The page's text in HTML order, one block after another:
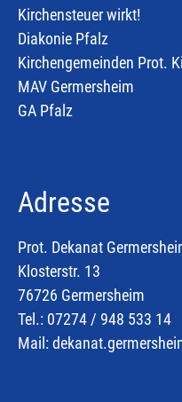
Kirchensteuer wirkt!
Diakonie Pfalz
Kirchengemeinden Prot.
MAV Germersheim
GA Pfalz
Adresse
Prot. Dekanat
Klosterstr. 13
76726 Germersheim
Tel.: 07274 / 948 533 14
Mail: